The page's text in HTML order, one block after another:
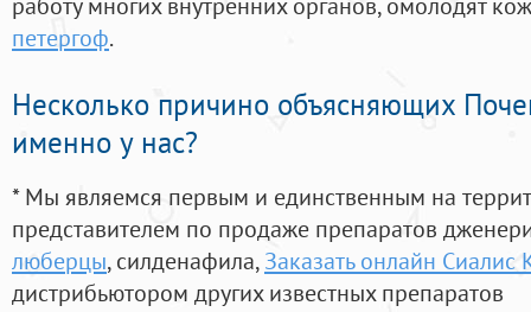
петергоф.
Несколько причино объясняющих
именно у нас?
* Мы являемся первым и единственным на
представителем по продаже препаратов
люберцы, силденафила, Заказать онлайн Сиалис
дистрибьютором других известных препаратов